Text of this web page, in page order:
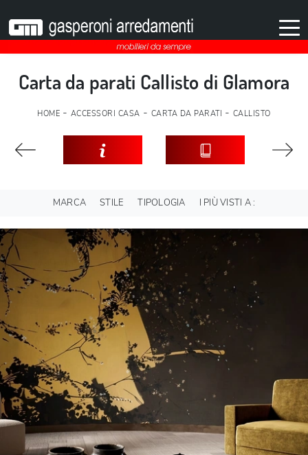
Carta da parati Callisto di Glamora
HOME - ACCESSORI CASA - CARTA DA PARATI - CALLISTO
MARCA STILE TIPOLOGIA I PIÙ VISTI A :